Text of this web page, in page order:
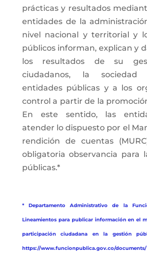
prácticas y resultados
entidades de la
nivel nacional y territorial y
públicos informan, explican y
los resultados de su
ciudadanos, la
entidades públicas y a los
control a partir de la
En este sentido, las
atender lo dispuesto por el
rendición de cuentas
obligatoria observancia para
públicas.*
* Departamento Administrativo de la
Lineamientos para publicar información en el
participación ciudadana en la gestión
https://www.funcionpublica.gov.co/documents/